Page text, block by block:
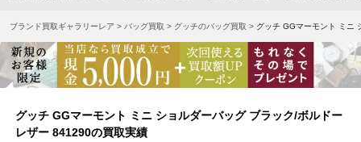
24時間受付（対応時間10:00～19:00）
宅配買取を申し込む
無料の宅配キットをお届けします
今すぐ電話査定
受付時間 10:00～19:00
銀座本店 青山表参道店 新宿東口店
小田急新宿店 LAB東京 名古屋大須店
なんば店 神戸元町(三宮)店
ブランド買取ギャラリーレア > バッグ買取 > グッチのバッグ買取 > グッチ GGマーモント ミニ
グッチ GGマーモント ミニ ショルダーバッグ ブラック/ボルドー
レザー 841290の買取実績